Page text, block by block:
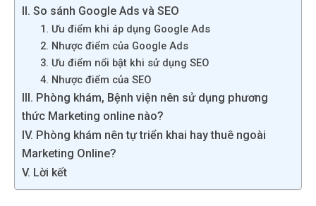
II. So sánh Google Ads và SEO
1. Ưu điểm khi áp dụng Google Ads
2. Nhược điểm của Google Ads
3. Ưu điểm nổi bật khi sử dụng SEO
4. Nhược điểm của SEO
III. Phòng khám, Bệnh viện nên sử dụng phương
thức Marketing online nào?
IV. Phòng khám nên tự triển khai hay thuê ngoài
Marketing Online?
V. Lời kết